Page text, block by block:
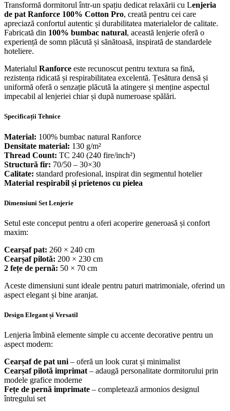
Transformă dormitorul într-un spațiu dedicat relaxării cu Lenjeria
de pat Ranforce 100% Cotton Pro, creată pentru cei care
apreciază confortul autentic și durabilitatea materialelor de calitate.
Fabricată din 100% bumbac natural, această lenjerie oferă o
experiență de somn plăcută și sănătoasă, inspirată de standardele
hoteliere.
Materialul Ranforce este recunoscut pentru textura sa fină,
rezistența ridicată și respirabilitatea excelentă. Țesătura densă și
uniformă oferă o senzație plăcută la atingere și menține aspectul
impecabil al lenjeriei chiar și după numeroase spălări.
Specificații Tehnice
Material: 100% bumbac natural Ranforce
Densitate material: 130 g/m²
Thread Count: TC 240 (240 fire/inch²)
Structură fir: 70/50 – 30×30
Calitate: standard profesional, inspirat din segmentul hotelier
Material respirabil și prietenos cu pielea
Dimensiuni Set Lenjerie
Setul este conceput pentru a oferi acoperire generoasă și confort
maxim:
Cearșaf pat: 260 × 240 cm
Cearșaf pilotă: 200 × 230 cm
2 fețe de pernă: 50 × 70 cm
Aceste dimensiuni sunt ideale pentru paturi matrimoniale, oferind un
aspect elegant și bine aranjat.
Design Elegant și Versatil
Lenjeria îmbină elemente simple cu accente decorative pentru un
aspect modern:
Cearșaf de pat uni – oferă un look curat și minimalist
Cearșaf pilotă imprimat – adaugă personalitate dormitorului prin
modele grafice moderne
Fețe de pernă imprimate – completează armonios designul
întregului set